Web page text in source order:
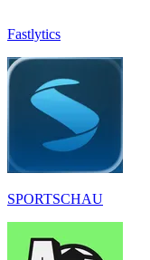
Fastlytics
SPORTSCHAU